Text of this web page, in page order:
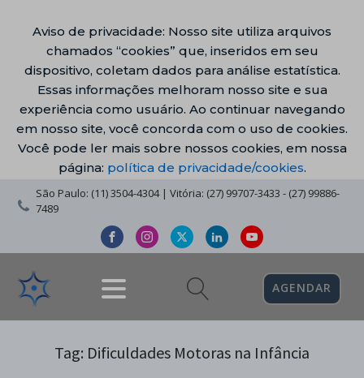
Aviso de privacidade: Nosso site utiliza arquivos
chamados “cookies” que, inseridos em seu
dispositivo, coletam dados para análise estatística.
Essas informações melhoram nosso site e sua
experiência como usuário. Ao continuar navegando
em nosso site, você concorda com o uso de cookies.
Você pode ler mais sobre nossos cookies, em nossa
página: política de privacidade/cookies.
São Paulo: (11) 3504-4304 | Vitória: (27) 99707-3433 - (27) 99886-
7489
AGENDAR
Tag: Dificuldades Motoras na Infância